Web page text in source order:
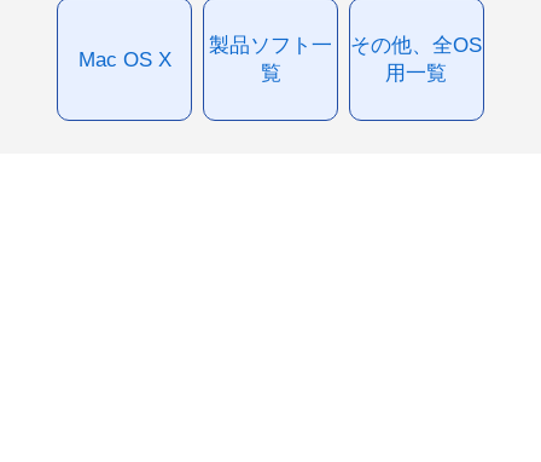
Mac OS X
製品ソフト一
覧
その他、全OS
用一覧